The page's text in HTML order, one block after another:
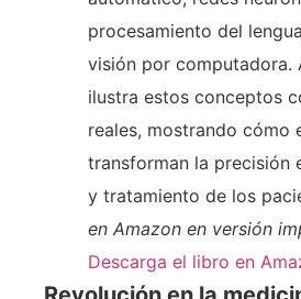
procesamiento del
visión por computadora.
ilustra estos conceptos
reales, mostrando cómo
transforman la precisión
y tratamiento de los
en Amazon en versión
Descarga el libro en